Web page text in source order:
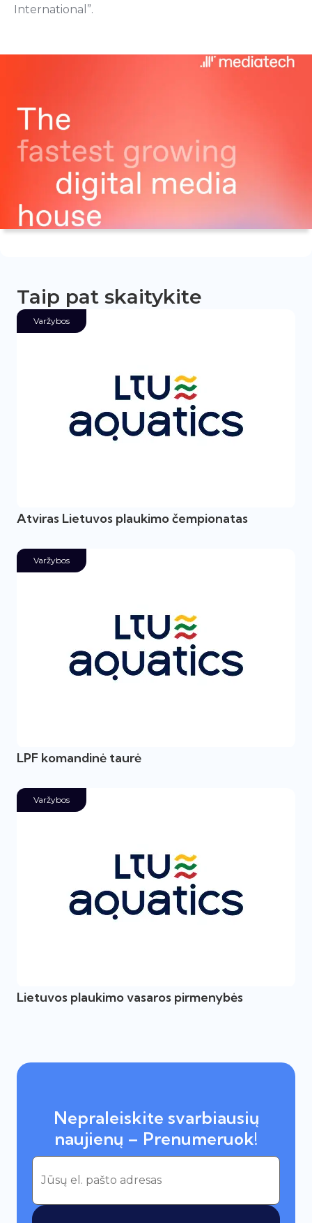
International”.
Taip pat skaitykite
Varžybos
Atviras Lietuvos plaukimo čempionatas
Varžybos
LPF komandinė taurė
Varžybos
Lietuvos plaukimo vasaros pirmenybės
Nepraleiskite svarbiausių
naujienų – Prenumeruok!